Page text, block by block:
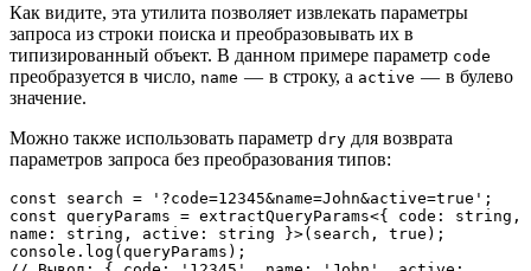
Как видите, эта утилита позволяет извлекать параметры
запроса из строки поиска и преобразовывать их в
типизированный объект. В данном примере параметр code
преобразуется в число, name — в строку, а active — в булево
значение.
Можно также использовать параметр dry для возврата
параметров запроса без преобразования типов:
const search = '?code=12345&name=John&active=true';
const queryParams = extractQueryParams<{ code: string,
name: string, active: string }>(search, true);
console.log(queryParams);